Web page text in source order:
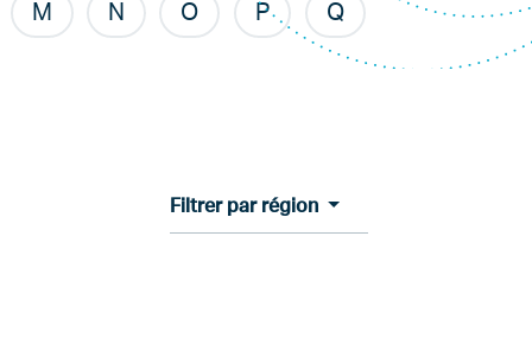
M N O P Q
Filtrer par région